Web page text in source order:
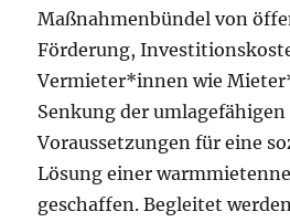
Maßnahmenbündel von
Förderung,
Vermieter*innen wie
Senkung der
Voraussetzungen für eine
Lösung einer
geschaffen. Begleitet